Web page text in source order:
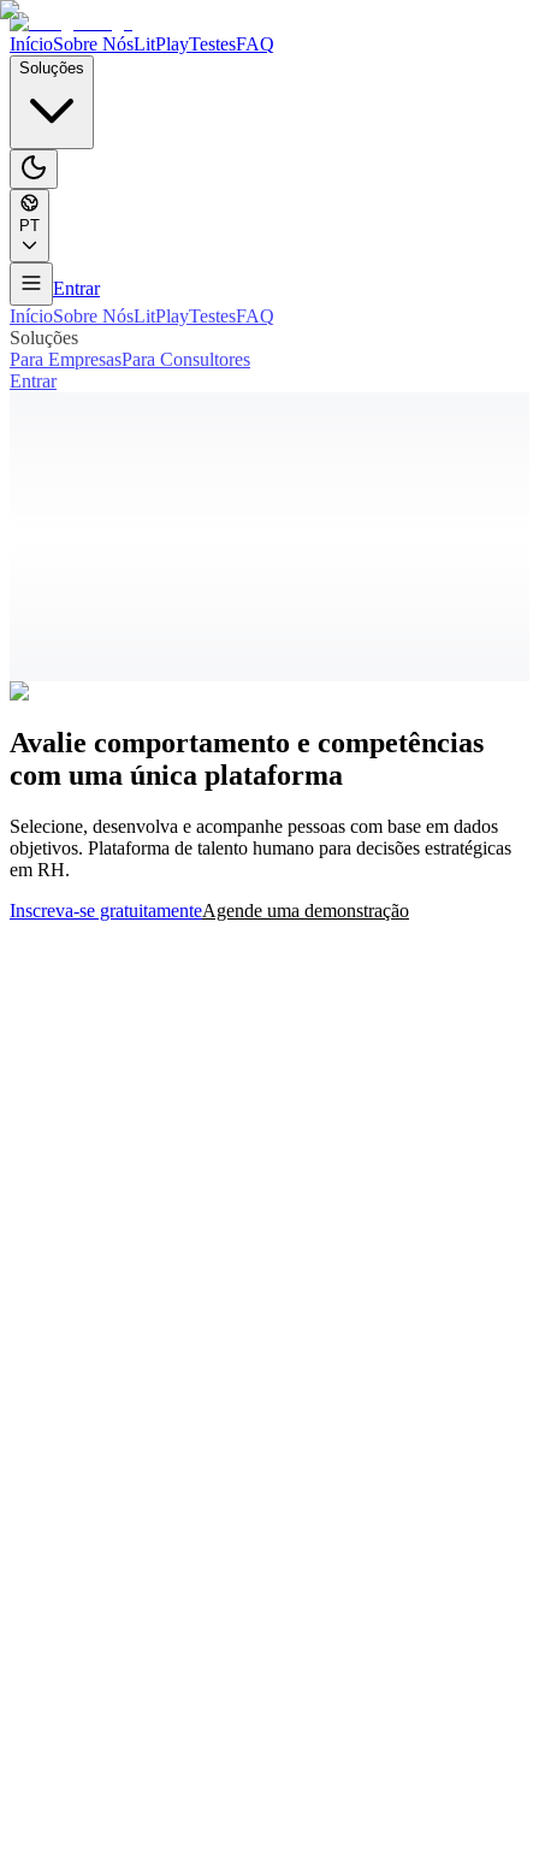
InícioSobre NósLitPlayTestesFAQ
Soluções
PT
Entrar
InícioSobre NósLitPlayTestesFAQ
Soluções
Para EmpresasPara Consultores
Entrar
Avalie comportamento e competências
com uma única plataforma
Selecione, desenvolva e acompanhe pessoas com base em dados
objetivos. Plataforma de talento humano para decisões estratégicas
em RH.
Inscreva-se gratuitamenteAgende uma demonstração